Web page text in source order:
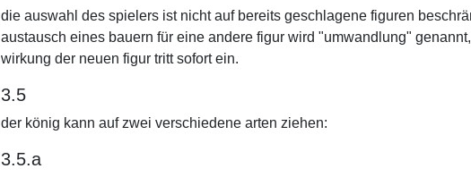
die auswahl des spielers ist nicht auf bereits geschlagene figuren
austausch eines bauern für eine andere figur wird "umwandlung"
wirkung der neuen figur tritt sofort ein.
3.5
der könig kann auf zwei verschiedene arten ziehen:
3.5.a